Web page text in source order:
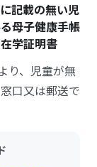
記載の無い児
母子健康手帳
学証明書
り、児童が無
口又は郵送で